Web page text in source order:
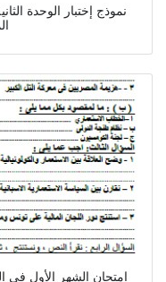
نموذج إختبار الوحدة
امتحان الشهر الأول في